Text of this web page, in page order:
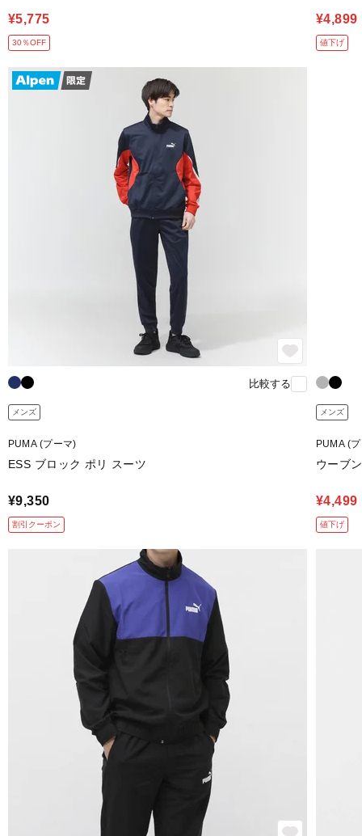
¥5,775
30％OFF
¥4,899
値下げ
比較する
メンズ
PUMA (プーマ)
ESS ブロック ポリ スーツ
¥9,350
割引クーポン
メンズ
PUMA (
ウーブ
¥4,499
値下げ